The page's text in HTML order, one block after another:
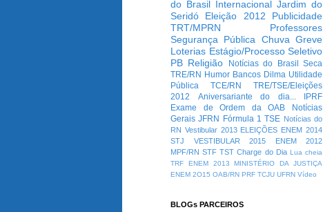
do Brasil Internacional Jardim do
Seridó
Eleição 2012
Publicidade
TRT/MPRN
Professores
Segurança Pública Chuva Greve
Loterias Estágio/Processo Seletivo
PB Religião Notícias do Brasil
Seca
TRE/RN Humor Bancos Dilma Utilidade
Pública
TCE/RN
TRE/TSE/Eleições
2012
Aniversariante do dia...
IPRF
Exame de Ordem da OAB
Notícias
Gerais JFRN Fórmula 1 TSE Notícias do
RN Vestibular 2013 ELEIÇÕES ENEM 2014
STJ
VESTIBULAR 2015
ENEM 2012
MPF/RN STF TST Charge do Dia Lua cheia
TRF
ENEM 2013
MINISTÉRIO DA JUSTIÇA
ENEM 2O15 OAB/RN PRF TCJU UFRN Vídeo
BLOGs PARCEIROS